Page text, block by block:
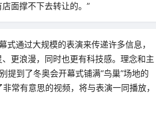
面撑不下去转让的。”
通过大规模的表演来传递许多信息，
更浪漫，同时也更有科技感。理念和主
提到了冬奥会开幕式铺满“鸟巢”场地的
常有意思的视频，将与表演一同播放，